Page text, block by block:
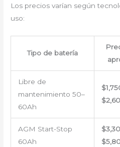
Los precios varían según
uso:
Tipo de batería
Libre de
mantenimiento 50–
60Ah
AGM Start-Stop
60Ah